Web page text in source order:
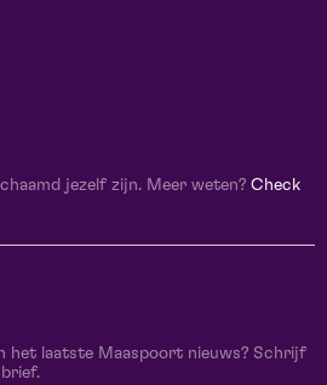
jezelf zijn. Meer weten? Check
het laatste Maaspoort nieuws? Schrijf